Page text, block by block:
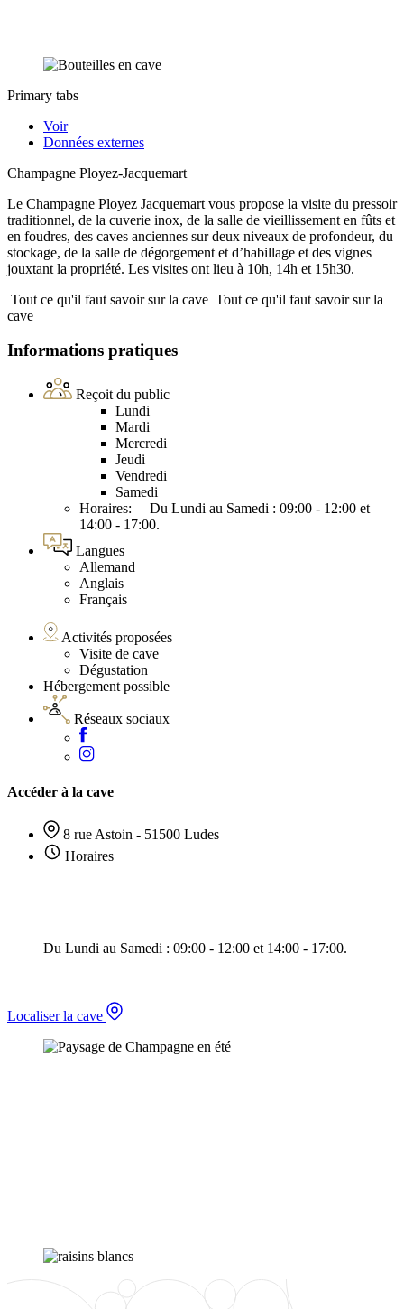
Primary tabs
Voir
Données externes
Champagne Ployez-Jacquemart
Le Champagne Ployez Jacquemart vous propose la visite du pressoir
traditionnel, de la cuverie inox, de la salle de vieillissement en fûts et
en foudres, des caves anciennes sur deux niveaux de profondeur, du
stockage, de la salle de dégorgement et d’habillage et des vignes
jouxtant la propriété. Les visites ont lieu à 10h, 14h et 15h30.
Tout ce qu'il faut savoir sur la cave Tout ce qu'il faut savoir sur la
cave
Informations pratiques
Reçoit du public
Lundi
Mardi
Mercredi
Jeudi
Vendredi
Samedi
Horaires: Du Lundi au Samedi : 09:00 - 12:00 et
14:00 - 17:00.
Langues
Allemand
Anglais
Français
Activités proposées
Visite de cave
Dégustation
Hébergement possible
Réseaux sociaux
Accéder à la cave
8 rue Astoin - 51500 Ludes
Horaires
Du Lundi au Samedi : 09:00 - 12:00 et 14:00 - 17:00.
Localiser la cave